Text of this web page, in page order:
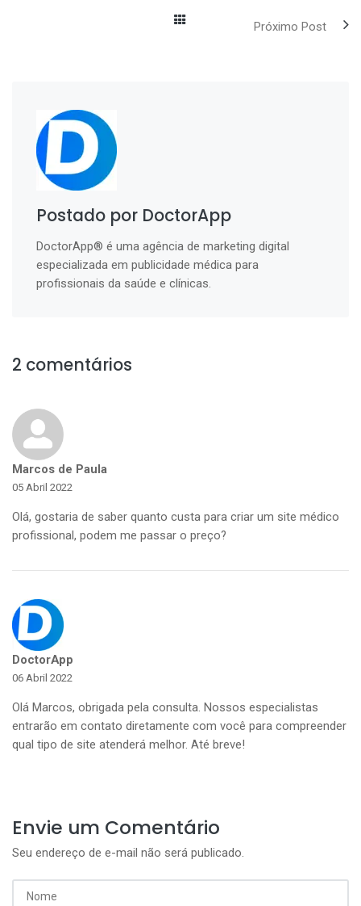
Próximo Post
Postado por DoctorApp
DoctorApp® é uma agência de marketing digital
especializada em publicidade médica para
profissionais da saúde e clínicas.
2 comentários
Marcos de Paula
05 Abril 2022
Olá, gostaria de saber quanto custa para criar um site médico
profissional, podem me passar o preço?
DoctorApp
06 Abril 2022
Olá Marcos, obrigada pela consulta. Nossos especialistas
entrarão em contato diretamente com você para compreender
qual tipo de site atenderá melhor. Até breve!
Envie um Comentário
Seu endereço de e-mail não será publicado.